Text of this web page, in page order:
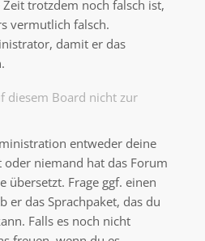
trotzdem noch falsch ist,
vermutlich falsch.
damit er das
diesem Board nicht zur
entweder deine
niemand hat das Forum
übersetzt. Frage ggf. einen
er das Sprachpaket, das du
Falls es noch nicht